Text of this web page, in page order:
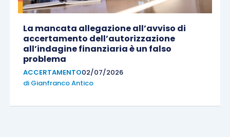
La mancata allegazione all’avviso di
accertamento dell’autorizzazione
all’indagine finanziaria è un falso
problema
ACCERTAMENTO02/07/2026
di Gianfranco Antico